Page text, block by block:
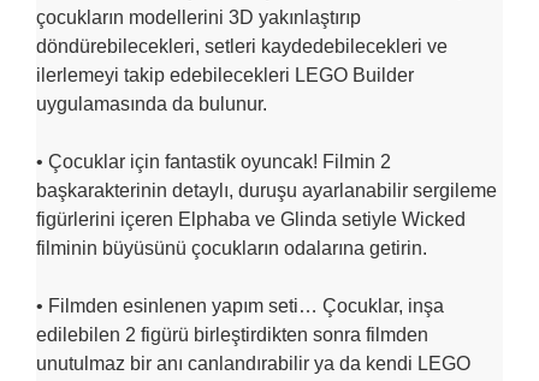
çocukların modellerini 3D yakınlaştırıp
döndürebilecekleri, setleri kaydedebilecekleri ve
ilerlemeyi takip edebilecekleri LEGO Builder
uygulamasında da bulunur.
• Çocuklar için fantastik oyuncak! Filmin 2
başkarakterinin detaylı, duruşu ayarlanabilir sergileme
figürlerini içeren Elphaba ve Glinda setiyle Wicked
filminin büyüsünü çocukların odalarına getirin.
• Filmden esinlenen yapım seti… Çocuklar, inşa
edilebilen 2 figürü birleştirdikten sonra filmden
unutulmaz bir anı canlandırabilir ya da kendi LEGO